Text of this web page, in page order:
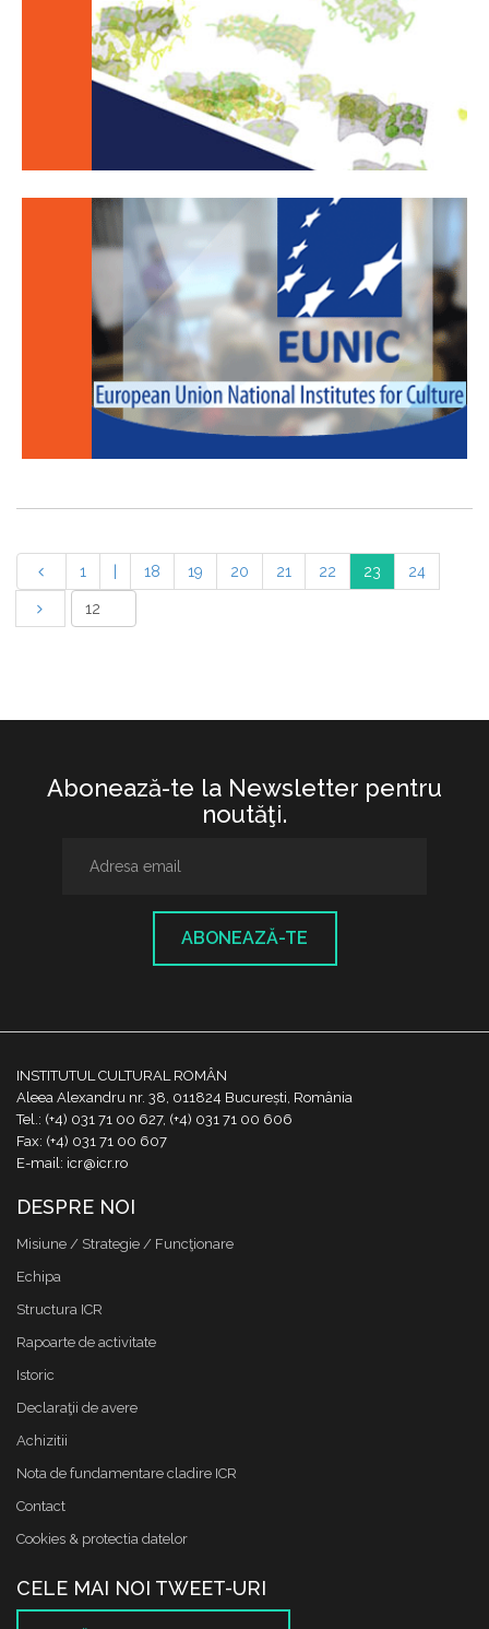
1 18 19 20 21 22 23 24
Abonează-te la Newsletter pentru
noutăţi.
ABONEAZĂ-TE
INSTITUTUL CULTURAL ROMÂN
Aleea Alexandru nr. 38, 011824 București, România
Tel.: (+4) 031 71 00 627, (+4) 031 71 00 606
Fax: (+4) 031 71 00 607
E-mail: icr@icr.ro
DESPRE NOI
Misiune / Strategie / Funcţionare
Echipa
Structura ICR
Rapoarte de activitate
Istoric
Declaraţii de avere
Achizitii
Nota de fundamentare cladire ICR
Contact
Cookies & protectia datelor
CELE MAI NOI TWEET-URI